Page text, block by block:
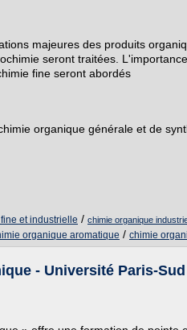
majeures des produits
seront traitées.
fine seront abordés
organique générale et de
et industrielle / chimie organique
organique aromatique / chimie
- Université Paris-